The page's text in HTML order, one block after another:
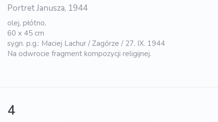
Portret Janusza, 1944
olej, płótno,
60 x 45 cm
sygn. p.g.: Maciej Lachur / Zagórze / 27. IX. 1944
Na odwrocie fragment kompozycji religijnej.
4